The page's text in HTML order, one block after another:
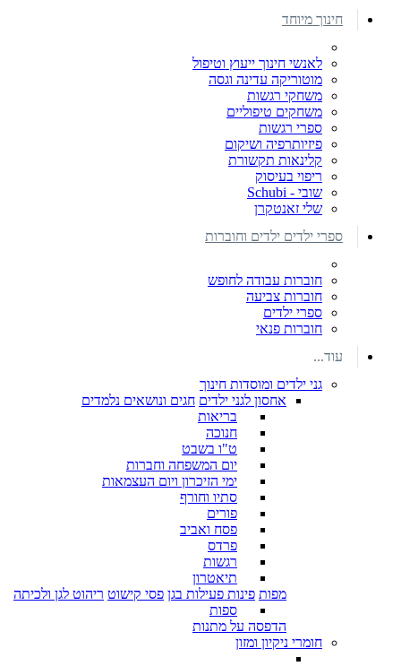
חינוך מיוחד
לאנשי חינוך ייעוץ וטיפול
מוטוריקה עדינה וגסה
משחקי רגשות
משחקים טיפוליים
ספרי רגשות
פיזיותרפיה ושיקום
קלינאות תקשורת
ריפוי בעיסוק
שובי - Schubi
שלי זאנטקרן
ספרי ילדים ילדים וחוברות
חוברות עבודה לחופש
חוברות צביעה
ספרי ילדים
חוברות פנאי
עוד...
גני ילדים ומוסדות חינוך
אחסון לגני ילדים חגים ונושאים נלמדים
בריאות
חנוכה
ט"ו בשבט
יום המשפחה וחברות
ימי הזיכרון ויום העצמאות
סתיו וחורף
פורים
פסח ואביב
פרדס
רגשות
תיאטרון
מפות פינות פעילות בגן פסי קישוט ריהוט לגן ולכיתה
ספות
הדפסה על מתנות
חומרי ניקיון ומזון